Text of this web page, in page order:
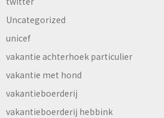
Uncategorized
unicef
vakantie achterhoek particulier
vakantie met hond
vakantieboerderij
vakantieboerderij hebbink